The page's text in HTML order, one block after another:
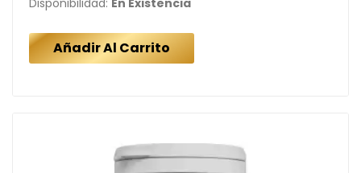
Añadir Al Carrito